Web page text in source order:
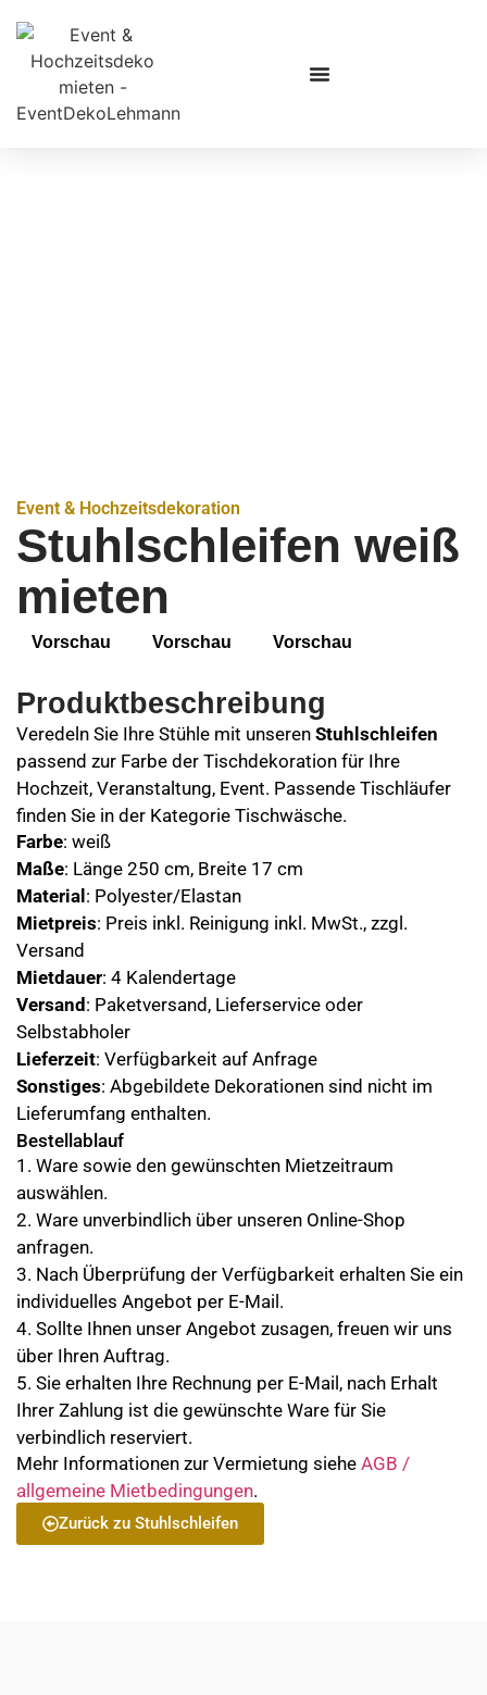
Event & Hochzeitsdekoration
Stuhlschleifen weiß
mieten
Produktbeschreibung
Veredeln Sie Ihre Stühle mit unseren Stuhlschleifen
passend zur Farbe der Tischdekoration für Ihre
Hochzeit, Veranstaltung, Event. Passende Tischläufer
finden Sie in der Kategorie Tischwäsche.
Farbe: weiß
Maße: Länge 250 cm, Breite 17 cm
Material: Polyester/Elastan
Mietpreis: Preis inkl. Reinigung inkl. MwSt., zzgl.
Versand
Mietdauer: 4 Kalendertage
Versand: Paketversand, Lieferservice oder
Selbstabholer
Lieferzeit: Verfügbarkeit auf Anfrage
Sonstiges: Abgebildete Dekorationen sind nicht im
Lieferumfang enthalten.
Vorschau Vorschau Vorschau
Bestellablauf
1. Ware sowie den gewünschten Mietzeitraum
auswählen.
2. Ware unverbindlich über unseren Online-Shop
anfragen.
3. Nach Überprüfung der Verfügbarkeit erhalten Sie ein
individuelles Angebot per E-Mail.
4. Sollte Ihnen unser Angebot zusagen, freuen wir uns
über Ihren Auftrag.
5. Sie erhalten Ihre Rechnung per E-Mail, nach Erhalt
Ihrer Zahlung ist die gewünschte Ware für Sie
verbindlich reserviert.
Mehr Informationen zur Vermietung siehe AGB /
allgemeine Mietbedingungen.
Zurück zu Stuhlschleifen